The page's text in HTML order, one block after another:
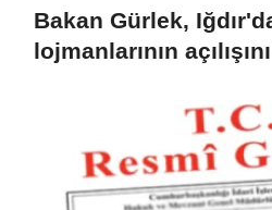
Bakan Gürlek,
lojmanlarının